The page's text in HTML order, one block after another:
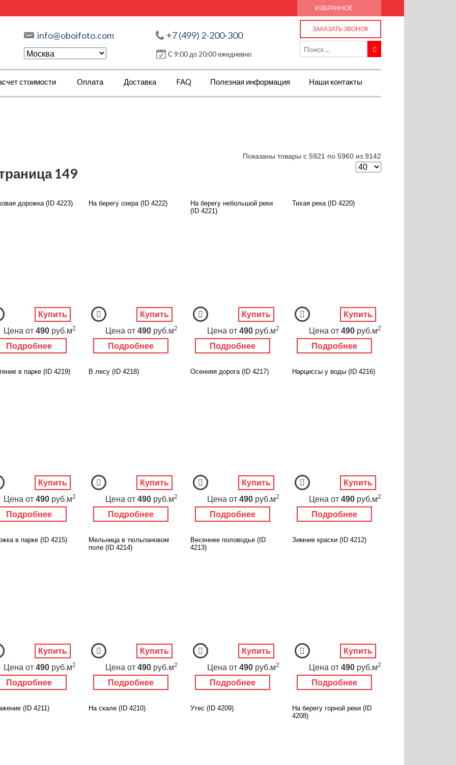
ИЗБРАННОЕ
info@oboifoto.com +7 (499) 2-200-300
С 9:00 до 20:00 ежедневно
ЗАКАЗАТЬ ЗВОНОК
стоимости Оплата Доставка FAQ Полезная информация Наши контакты
Показаны товары с 5921 по 5960 из 9142
149
дорожка (ID 4223)
Подробнее
Цена от 490 руб.м2
Купить
На берегу озера (ID 4222)
Подробнее
Цена от 490 руб.м2
Купить
На берегу небольшой реки
(ID 4221)
Подробнее
Цена от 490 руб.м2
Купить
Тихая река (ID 4220)
Подробнее
Цена от 490 руб.м2
Купить
в парке (ID 4219)
Подробнее
Цена от 490 руб.м2
Купить
В лесу (ID 4218)
Подробнее
Цена от 490 руб.м2
Купить
Осенняя дорога (ID 4217)
Подробнее
Цена от 490 руб.м2
Купить
Нарциссы у воды (ID 4216)
Подробнее
Цена от 490 руб.м2
Купить
в парке (ID 4215)
Подробнее
Цена от 490 руб.м2
Купить
Мельница в тюльпановом
поле (ID 4214)
Подробнее
Цена от 490 руб.м2
Купить
Весеннее половодье (ID
4213)
Подробнее
Цена от 490 руб.м2
Купить
Зимние краски (ID 4212)
Подробнее
Цена от 490 руб.м2
Купить
(ID 4211) На скале (ID 4210) Утес (ID 4209)
На берегу горной реки (ID
4208)